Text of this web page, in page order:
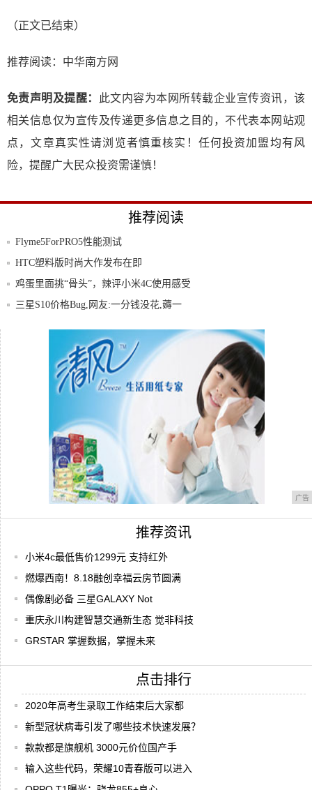
（正文已结束）
推荐阅读： 中华南方网
免责声明及提醒：
此文内容为本网所转载企业宣传资讯，该
相关信息仅为宣传及传递更多信息之目的，不代表本网站观
点，文章真实性请浏览者慎重核实！任何投资加盟均有风
险，提醒广大民众投资需谨慎！
推荐阅读
Flyme5ForPRO5性能测试
HTC塑料版时尚大作发布在即
鸡蛋里面挑“骨头”，辣评小米4C使用感受
三星S10价格Bug,网友:一分钱没花,薅一
大神F1还没有电信版么?
广告
推荐资讯
小米4c最低售价1299元 支持红外
燃爆西南！8.18融创幸福云房节圆满
偶像剧必备 三星GALAXY Not
重庆永川构建智慧交通新生态 觉非科技
GRSTAR 掌握数据，掌握未来
点击排行
2020年高考生录取工作结束后大家都
新型冠状病毒引发了哪些技术快速发展？
款款都是旗舰机 3000元价位国产手
输入这些代码，荣耀10青春版可以进入